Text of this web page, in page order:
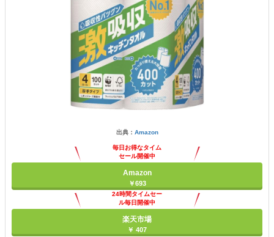
出典： Amazon
毎日お得なタイム
セール開催中
Amazon
￥693
24時間タイムセー
ル毎日開催中
楽天市場
￥ 407